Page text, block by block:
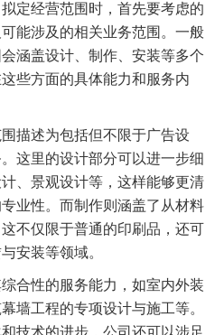
定经营范围时，首先要考虑的
能涉及的相关业务范围。一般
涵盖设计、制作、安装等多个
些方面的具体能力和服务内
描述为包括但不限于广告设
这里的设计部分可以进一步细
、景观设计等，这样能够更清
业性。而制作则涵盖了从材料
不仅限于普通的印刷品，还可
安装等领域。
合性的服务能力，如室内外装
墙工程的专项设计与施工等。
技术的进步，公司还可以涉足